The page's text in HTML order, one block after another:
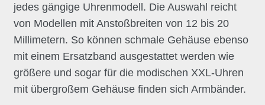
jedes gängige Uhrenmodell. Die Auswahl reicht
von Modellen mit Anstoßbreiten von 12 bis 20
Millimetern. So können schmale Gehäuse ebenso
mit einem Ersatzband ausgestattet werden wie
größere und sogar für die modischen XXL-Uhren
mit übergroßem Gehäuse finden sich Armbänder.